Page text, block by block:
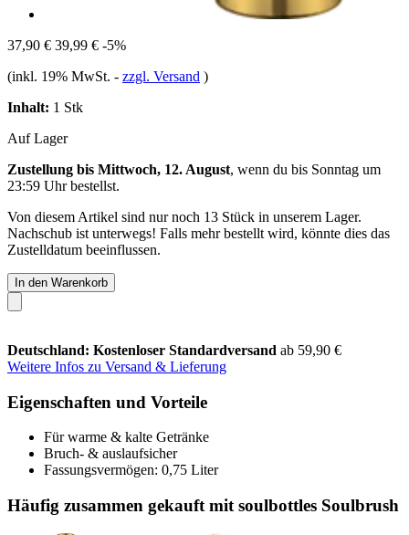
37,90 € 39,99 € -5%
(inkl. 19% MwSt. - zzgl. Versand )
Inhalt: 1 Stk
Auf Lager
Zustellung bis Mittwoch, 12. August, wenn du bis Sonntag um
23:59 Uhrbestellst.
Von diesem Artikel sind nur noch 13 Stück in unserem Lager.
Nachschub ist unterwegs! Falls mehr bestellt wird, könnte dies das
Zustelldatum beeinflussen.
In den Warenkorb
Deutschland: Kostenloser Standardversand ab 59,90 €
Weitere Infos zu Versand & Lieferung
Eigenschaften und Vorteile
Für warme & kalte Getränke
Bruch- & auslaufsicher
Fassungsvermögen: 0,75 Liter
Häufig zusammen gekauft mit soulbottles Soulbrush